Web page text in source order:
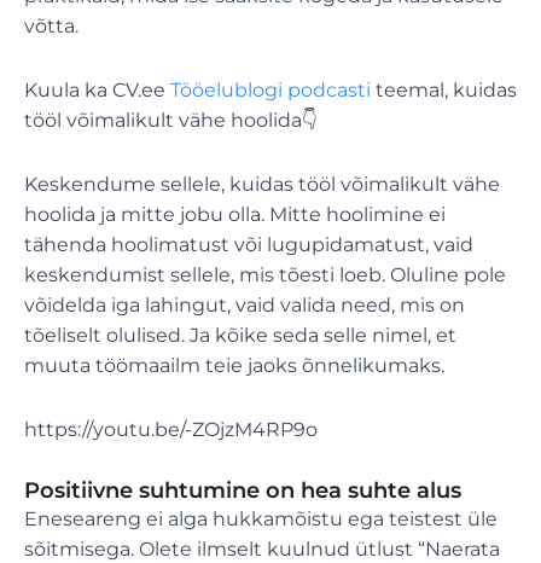
võtta.
Kuula ka CV.ee Tööelublogi podcasti teemal, kuidas
tööl võimalikult vähe hoolida👇
Keskendume sellele, kuidas tööl võimalikult vähe
hoolida ja mitte jobu olla. Mitte hoolimine ei
tähenda hoolimatust või lugupidamatust, vaid
keskendumist sellele, mis tõesti loeb. Oluline pole
võidelda iga lahingut, vaid valida need, mis on
tõeliselt olulised. Ja kõike seda selle nimel, et
muuta töömaailm teie jaoks õnnelikumaks.
https://youtu.be/-ZOjzM4RP9o
Positiivne suhtumine on hea suhte alus
Eneseareng ei alga hukkamõistu ega teistest üle
sõitmisega. Olete ilmselt kuulnud ütlust “Naerata